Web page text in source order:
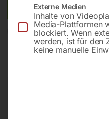
Andere Länder können
Externe Medien
Inhalte von
Media-Plattformen
blockiert. Wenn
werden, ist für den
keine manuelle